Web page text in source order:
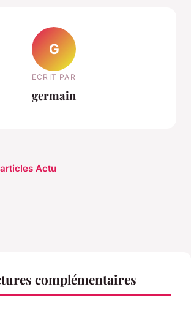
G
ECRIT PAR
germain
Actu
complémentaires